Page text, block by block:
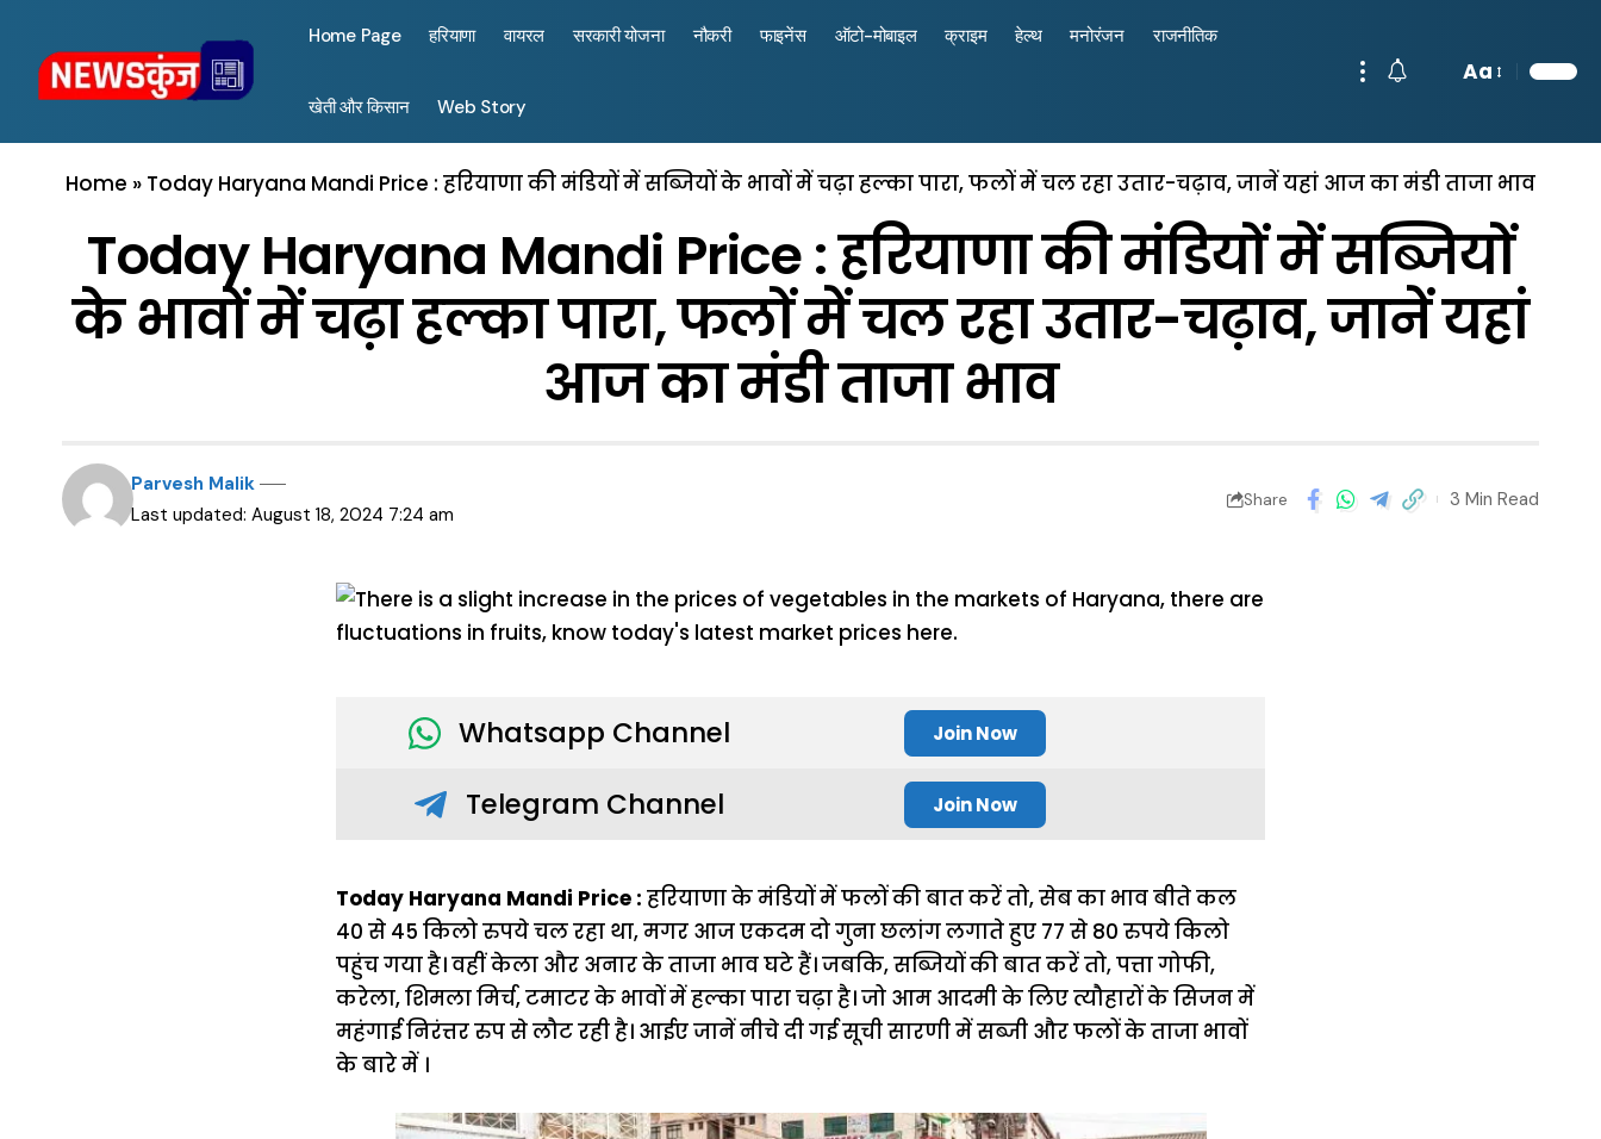
Home Page हरियाणा वायरल सरकारी योजना नौकरी फाइनेंस ऑटो-मोबाइल क्राइम हेल्थ मनोरंजन राजनीतिक
खेती और किसान Web Story
Aa
Home » Today Haryana Mandi Price : हरियाणा की मंडियों में सब्जियों के भावों में चढ़ा हल्का पारा, फलों में चल रहा उतार-चढ़ाव, जानें यहां आज का मंडी ताजा भाव
Today Haryana Mandi Price : हरियाणा की मंडियों में सब्जियों
के भावों में चढ़ा हल्का पारा, फलों में चल रहा उतार-चढ़ाव, जानें यहां
आज का मंडी ताजा भाव
Last updated: August 18, 2024 7:24 am
Parvesh Malik
Share 3 Min Read
Whatsapp Channel Join Now
Telegram Channel Join Now
Today Haryana Mandi Price : हरियाणा के मंडियों में फलों की बात करें तो, सेब का भाव बीते कल
40 से 45 किलो रुपये चल रहा था, मगर आज एकदम दो गुना छलांग लगाते हुए 77 से 80 रुपये किलो
पहुंच गया है। वहीं केला और अनार के ताजा भाव घटे हैं। जबकि, सब्जियों की बात करें तो, पत्ता गोफी,
करेला, शिमला मिर्च, टमाटर के भावों में हल्का पारा चढ़ा है। जो आम आदमी के लिए त्यौहारों के सिजन में
महंगाई निरंत्तर रुप से लौट रही है। आईए जानें नीचे दी गई सूची सारणी में सब्जी और फलों के ताजा भावों
के बारे में ।